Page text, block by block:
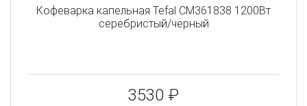
Кофеварка капельная Tefal CM361838 1200Вт
серебристый/черный
3530 ₽